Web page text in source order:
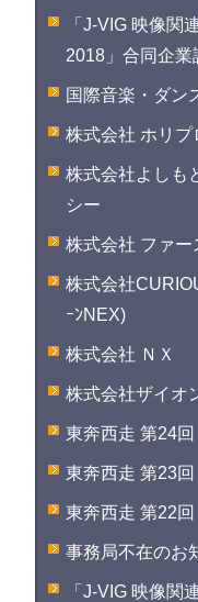
「J-VIG 映像関
2018」合同企業
国際音楽・ダン
株式会社 ホリプ
株式会社よしも
シー
株式会社 ファー
株式会社
ｰﾝNEX)
株式会社 ＮＸ
株式会社ザイオ
東奔西走 第24回
東奔西走 第23回
東奔西走 第22回
事務局不在のお
「J-VIG 映像関